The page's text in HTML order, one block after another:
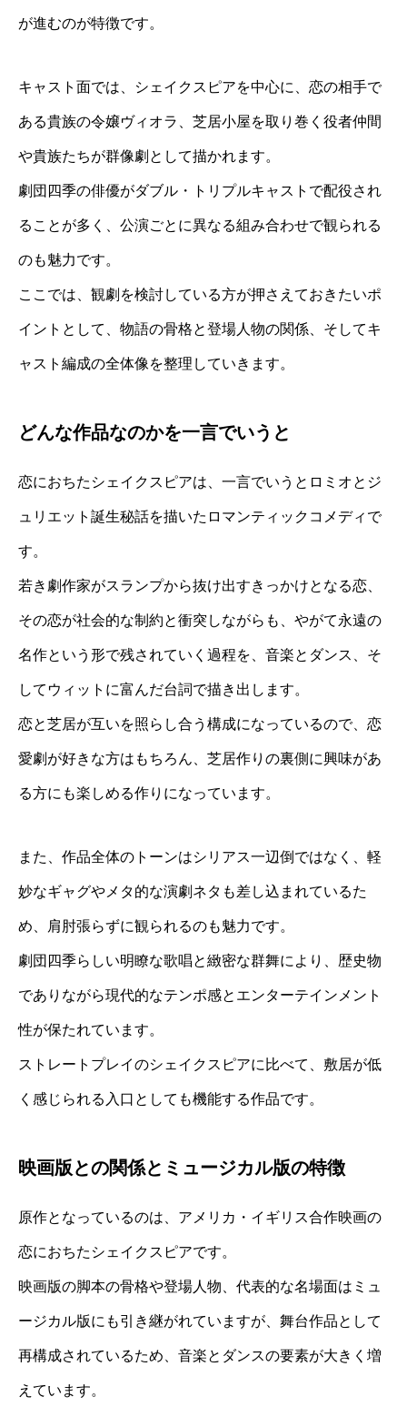
が進むのが特徴です。
キャスト面では、シェイクスピアを中心に、恋の相手で
ある貴族の令嬢ヴィオラ、芝居小屋を取り巻く役者仲間
や貴族たちが群像劇として描かれます。
劇団四季の俳優がダブル・トリプルキャストで配役され
ることが多く、公演ごとに異なる組み合わせで観られる
のも魅力です。
ここでは、観劇を検討している方が押さえておきたいポ
イントとして、物語の骨格と登場人物の関係、そしてキ
ャスト編成の全体像を整理していきます。
どんな作品なのかを一言でいうと
恋におちたシェイクスピアは、一言でいうとロミオとジ
ュリエット誕生秘話を描いたロマンティックコメディで
す。
若き劇作家がスランプから抜け出すきっかけとなる恋、
その恋が社会的な制約と衝突しながらも、やがて永遠の
名作という形で残されていく過程を、音楽とダンス、そ
してウィットに富んだ台詞で描き出します。
恋と芝居が互いを照らし合う構成になっているので、恋
愛劇が好きな方はもちろん、芝居作りの裏側に興味があ
る方にも楽しめる作りになっています。
また、作品全体のトーンはシリアス一辺倒ではなく、軽
妙なギャグやメタ的な演劇ネタも差し込まれているた
め、肩肘張らずに観られるのも魅力です。
劇団四季らしい明瞭な歌唱と緻密な群舞により、歴史物
でありながら現代的なテンポ感とエンターテインメント
性が保たれています。
ストレートプレイのシェイクスピアに比べて、敷居が低
く感じられる入口としても機能する作品です。
映画版との関係とミュージカル版の特徴
原作となっているのは、アメリカ・イギリス合作映画の
恋におちたシェイクスピアです。
映画版の脚本の骨格や登場人物、代表的な名場面はミュ
ージカル版にも引き継がれていますが、舞台作品として
再構成されているため、音楽とダンスの要素が大きく増
えています。